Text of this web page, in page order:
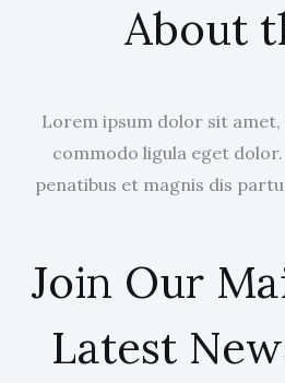
About
Lorem ipsum dolor sit
commodo ligula eget
penatibus et magnis dis
Join Our
Latest